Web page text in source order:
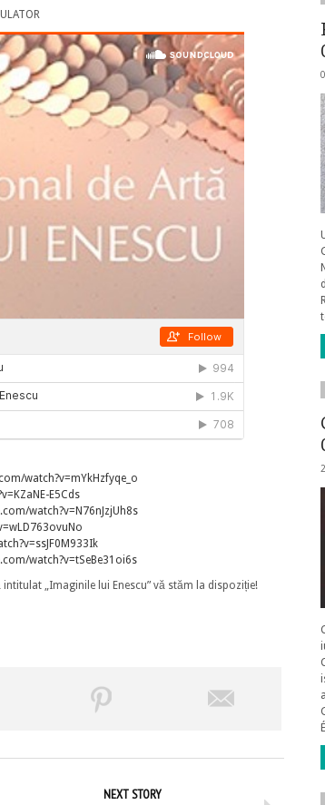
watch?v=mYkHzfyqe_o
E5Cds
watch?v=N76nJzjUh8s
watch?v=tSeBe31oi6s
„Imaginile lui Enescu” vă stăm la dispoziție!
NEXT STORY